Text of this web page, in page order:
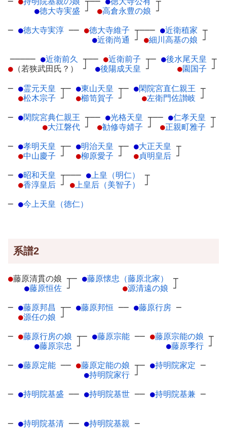
●徳大寺実盛 ┘
●高倉永豊の娘 ┘
─ ●徳大寺実淳 ── ●徳大寺維子 ┬
●近衛尚通 ┘
─── ●近衛稙家 ┬
●細川高基の娘 ┘
───── ●近衛前久 ┬
● （若狭武田氏？） ┘
── ●近衛前子 ┬
●後陽成天皇 ┘
─ ●後水尾天皇 ┬
●園国子 ┘
─ ●霊元天皇 ┬
●松木宗子 ┘
─ ●東山天皇 ┬
●櫛笥賀子 ┘
─ ●閑院宮直仁親王 ┬
●左衛門佐讃岐 ┘
─ ●閑院宮典仁親王 ┬
●大江磐代 ┘
── ●光格天皇 ┬
●勧修寺婧子 ┘
── ●仁孝天皇 ┬
●正親町雅子 ┘
─ ●孝明天皇 ┬
●中山慶子 ┘
─ ●明治天皇 ┬
●柳原愛子 ┘
─ ●大正天皇 ┬
●貞明皇后 ┘
─ ●昭和天皇 ┬
●香淳皇后 ┘
─── ●上皇（明仁）
┬
●上皇后（美智子） ┘
─ ●今上天皇（徳仁）
系譜2
●藤原清貫の娘 ┬
●藤原恒佐 ┘
─ ●藤原懐忠（藤原北家）
┬
●源清遠の娘 ┘
─ ●藤原邦昌 ┬
●源任の娘 ┘
─ ●藤原邦恒 ── ●藤原行房 ─
─ ●藤原行房の娘 ┬
●藤原宗忠 ┘
─ ●藤原宗能 ── ●藤原宗能の娘 ┬
●藤原季行 ┘
─ ●藤原定能 ── ●藤原定能の娘 ┬
●持明院家行 ┘
─ ●持明院家定 ─
─ ●持明院基盛 ── ●持明院基世 ── ●持明院基兼 ─
─ ●持明院基清 ── ●持明院基親 ─